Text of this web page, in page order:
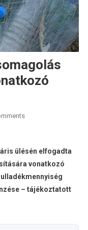
ülésén elfogadta
vonatkozó
– tájékoztatott